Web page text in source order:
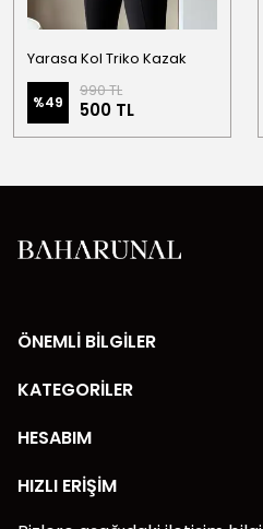
Yarasa Kol Triko Kazak
%49
990 TL
500 TL
ÖNEMLİ BİLGİLER
KATEGORİLER
HESABIM
HIZLI ERİŞİM